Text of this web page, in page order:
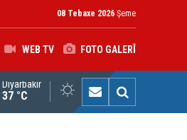
08 Tebaxe 2026 Şeme
WEB TV FOTO GALERÎ
Operasyonên Rojhilatê Dîcleyê
Diyarbakır
37 °C